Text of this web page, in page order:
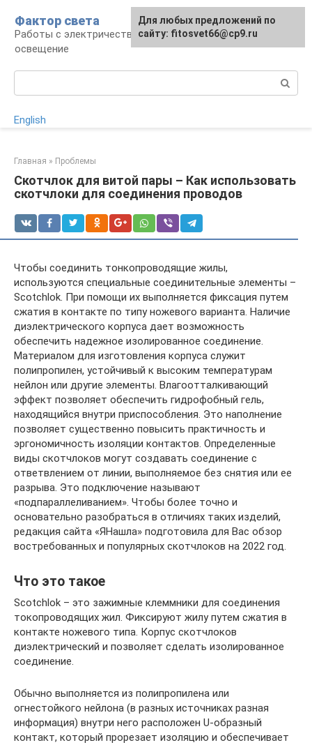
контенту
Фактор света
Работы с электричеством, электроприборы и
освещение
English
Главная » Проблемы
Скотчлок для витой пары – Как использовать
скотчлоки для соединения проводов
Чтобы соединить тонкопроводящие жилы,
используются специальные соединительные элементы –
Scotchlok. При помощи их выполняется фиксация путем
сжатия в контакте по типу ножевого варианта. Наличие
диэлектрического корпуса дает возможность
обеспечить надежное изолированное соединение.
Материалом для изготовления корпуса служит
полипропилен, устойчивый к высоким температурам
нейлон или другие элементы. Влагоотталкивающий
эффект позволяет обеспечить гидрофобный гель,
находящийся внутри приспособления. Это наполнение
позволяет существенно повысить практичность и
эргономичность изоляции контактов. Определенные
виды скотчлоков могут создавать соединение с
ответвлением от линии, выполняемое без снятия или ее
разрыва. Это подключение называют
«подпараллеливанием». Чтобы более точно и
основательно разобраться в отличиях таких изделий,
редакция сайта «ЯНашла» подготовила для Вас обзор
востребованных и популярных скотчлоков на 2022 год.
Что это такое
Scotchlok – это зажимные клеммники для соединения
токопроводящих жил. Фиксируют жилу путем сжатия в
контакте ножевого типа. Корпус скотчлоков
диэлектрический и позволяет сделать изолированное
соединение.
Обычно выполняется из полипропилена или
огнестойкого нейлона (в разных источниках разная
информация) внутри него расположен U-образный
контакт, который прорезает изоляцию и обеспечивает
Для любых предложений по
сайту: fitosvet66@cp9.ru